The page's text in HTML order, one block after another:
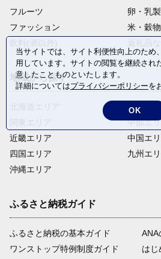
フルーツ
卵・乳
ファッション
米・穀物
地域から探す
近畿エリア
四国エリア
沖縄エリア
東北エリ
中部エリ
中国エ
九州エ
ふるさと納税ガイド
ふるさと納税の基本ガイド
ワンストップ特例制度ガイド
ANA
はじ
当サイトでは、サイト利便性向上のため
用しています。サイトの閲覧を継続され
意したことものといたします。
詳細についてはプライバシーポリシーを
OK